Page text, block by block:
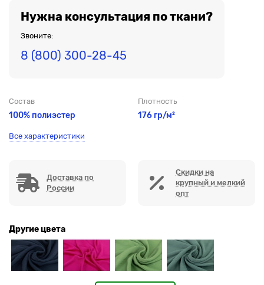
Нужна консультация по ткани?
Звоните:
8 (800) 300-28-45
Состав
100% полиэстер
Плотность
176 гр/м²
Все характеристики
Доставка по
России
Скидки на
крупный и мелкий
опт
Другие цвета